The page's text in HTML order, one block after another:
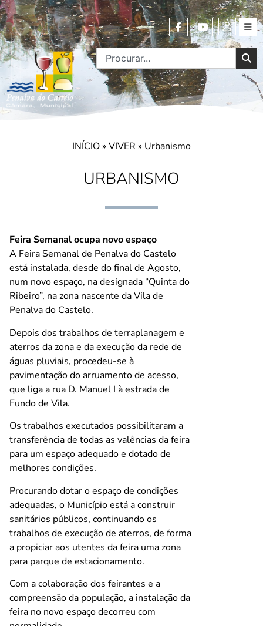
URBANISMO
INÍCIO » VIVER » Urbanismo
Feira Semanal ocupa novo espaço
A Feira Semanal de Penalva do Castelo
está instalada, desde do final de Agosto,
num novo espaço, na designada “Quinta do
Ribeiro”, na zona nascente da Vila de
Penalva do Castelo.
Depois dos trabalhos de terraplanagem e
aterros da zona e da execução da rede de
águas pluviais, procedeu-se à
pavimentação do arruamento de acesso,
que liga a rua D. Manuel I à estrada de
Fundo de Vila.
Os trabalhos executados possibilitaram a
transferência de todas as valências da feira
para um espaço adequado e dotado de
melhores condições.
Procurando dotar o espaço de condições
adequadas, o Município está a construir
sanitários públicos, continuando os
trabalhos de execução de aterros, de forma
a propiciar aos utentes da feira uma zona
para parque de estacionamento.
Com a colaboração dos feirantes e a
compreensão da população, a instalação da
feira no novo espaço decorreu com